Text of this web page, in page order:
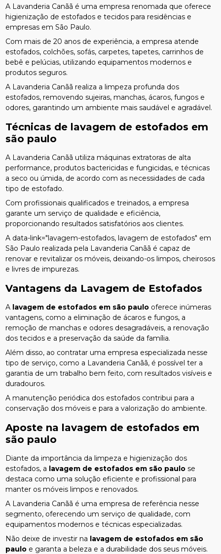
A Lavanderia Canãã é uma empresa renomada que oferece
higienização de estofados e tecidos para residências e
empresas em São Paulo.
Com mais de 20 anos de experiência, a empresa atende
estofados, colchões, sofás, carpetes, tapetes, carrinhos de
bebê e pelúcias, utilizando equipamentos modernos e
produtos seguros.
A Lavanderia Canãã realiza a limpeza profunda dos
estofados, removendo sujeiras, manchas, ácaros, fungos e
odores, garantindo um ambiente mais saudável e agradável.
Técnicas de lavagem de estofados em
são paulo
A Lavanderia Canãã utiliza máquinas extratoras de alta
performance, produtos bactericidas e fungicidas, e técnicas
a seco ou úmida, de acordo com as necessidades de cada
tipo de estofado.
Com profissionais qualificados e treinados, a empresa
garante um serviço de qualidade e eficiência,
proporcionando resultados satisfatórios aos clientes.
A data-link="lavagem-estofados, lavagem de estofados" em
São Paulo realizada pela Lavanderia Canãã é capaz de
renovar e revitalizar os móveis, deixando-os limpos, cheirosos
e livres de impurezas.
Vantagens da Lavagem de Estofados
A lavagem de estofados em são paulo oferece inúmeras
vantagens, como a eliminação de ácaros e fungos, a
remoção de manchas e odores desagradáveis, a renovação
dos tecidos e a preservação da saúde da família.
Além disso, ao contratar uma empresa especializada nesse
tipo de serviço, como a Lavanderia Canãã, é possível ter a
garantia de um trabalho bem feito, com resultados visíveis e
duradouros.
A manutenção periódica dos estofados contribui para a
conservação dos móveis e para a valorização do ambiente.
Aposte na lavagem de estofados em
são paulo
Diante da importância da limpeza e higienização dos
estofados, a lavagem de estofados em são paulo se
destaca como uma solução eficiente e profissional para
manter os móveis limpos e renovados.
A Lavanderia Canãã é uma empresa de referência nesse
segmento, oferecendo um serviço de qualidade, com
equipamentos modernos e técnicas especializadas.
Não deixe de investir na lavagem de estofados em são
paulo e garanta a beleza e a durabilidade dos seus móveis.